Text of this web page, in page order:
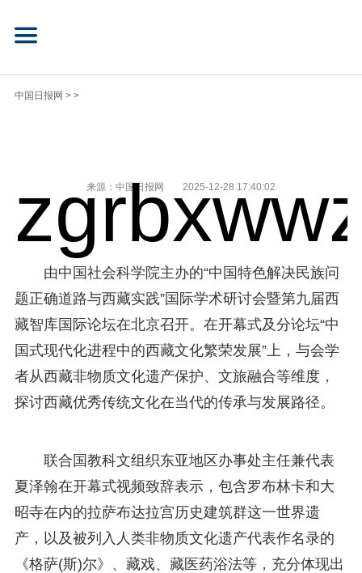
中国日报网 > >
来源：中国日报网 2025-12-28 17:40:02
由中国社会科学院主办的“中国特色解决民族问
题正确道路与西藏实践”国际学术研讨会暨第九届西
藏智库国际论坛在北京召开。在开幕式及分论坛“中
国式现代化进程中的西藏文化繁荣发展”上，与会学
者从西藏非物质文化遗产保护、文旅融合等维度，
探讨西藏优秀传统文化在当代的传承与发展路径。
联合国教科文组织东亚地区办事处主任兼代表
夏泽翰在开幕式视频致辞表示，包含罗布林卡和大
昭寺在内的拉萨布达拉宫历史建筑群这一世界遗
产，以及被列入人类非物质文化遗产代表作名录的
《格萨(斯)尔》、藏戏、藏医药浴法等，充分体现出